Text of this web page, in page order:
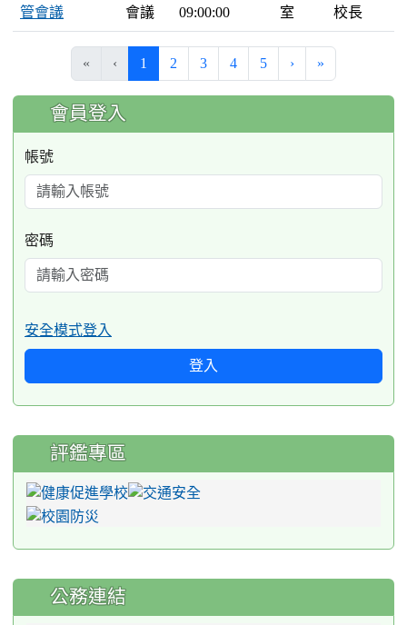
管會議
會議
09:00:00
室
校長
« ‹ 1 (current)
2 3 4 5 › »
:::
會員登入
帳號
密碼
安全模式登入
登入
評鑑專區
公務連結